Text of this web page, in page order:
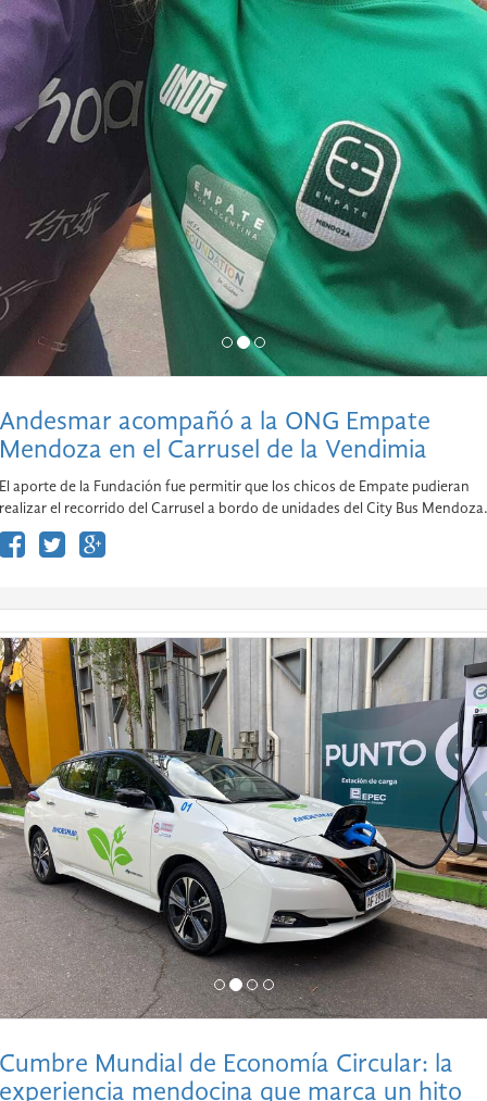
Andesmar acompañó a la ONG Empate
Mendoza en el Carrusel de la Vendimia
El aporte de la Fundación fue permitir que los chicos de Empate pudieran
realizar el recorrido del Carrusel a bordo de unidades del City Bus Mendoza.
Cumbre Mundial de Economía Circular: la
experiencia mendocina que marca un hito